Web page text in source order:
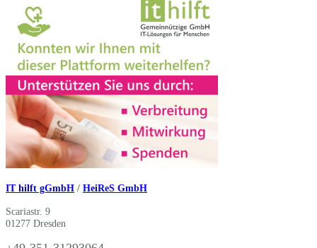
IT hilft gGmbH / HeiReS GmbH
Scariastr. 9
01277 Dresden